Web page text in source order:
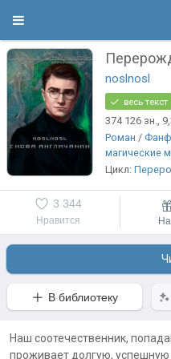
noslnosl
весь текст
374 126 зн.,
Роман /
магические
Цикл:
Нравится
3 344
В библиотеку
Наш соотечественник,
проживает долгую, успешную